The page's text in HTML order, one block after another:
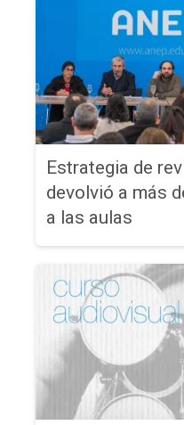
Estrategia de
devolvió a más
a las aulas